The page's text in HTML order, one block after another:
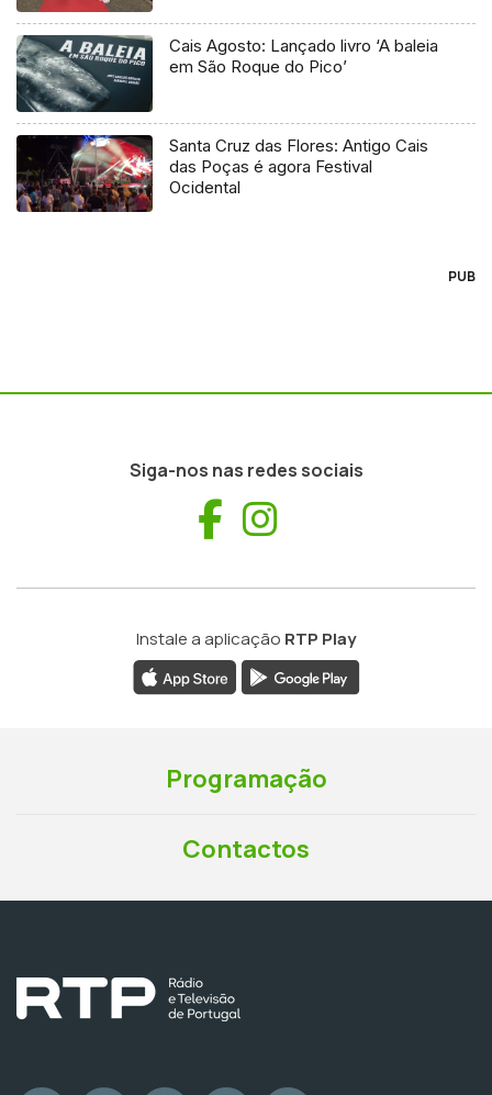
Cais Agosto: Lançado livro ‘A baleia
em São Roque do Pico’
Santa Cruz das Flores: Antigo Cais
das Poças é agora Festival
Ocidental
PUB
Siga-nos nas redes sociais
Facebook
Instale a aplicação RTP Play
Programação
Contactos